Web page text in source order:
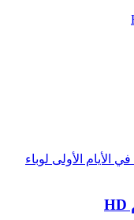
الأيام الأولى لوباء